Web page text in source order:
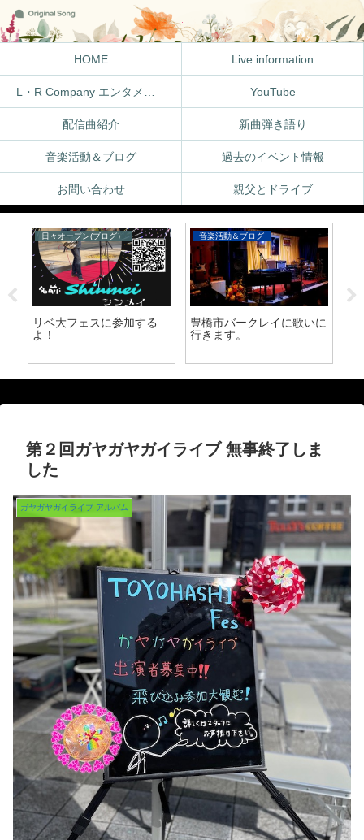
HOME Live information
YouTube
配信曲紹介 新曲弾き語り
音楽活動＆ブログ 過去のイベント情報
お問い合わせ 親父とドライブ
日々オープン(ブログ）
リベ大フェスに参加する
よ！
音楽活動＆ブログ
豊橋市バークレイに歌いに
行きます。
第２回ガヤガヤガイライブ 無事終了しま
した
ガヤガヤガイライブ アルバム